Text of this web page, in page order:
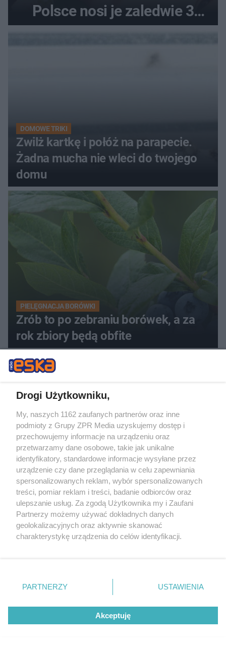
Polsce nosi je zaledwie 3
DOMOWE TRIKI
Zwilż kartkę i połóż na parapecie.
Żadna mucha nie wleci do twojego
domu
PIELĘGNACJA BORÓWKI
Zrób to po zebraniu borówek, a za
rok zbiory będą obfite
ZAKUPY
Jesień w Pepco! Stylowe kubki i
dodatki w świetnych cenach
ZOBACZ WIĘCEJ
Drogi Użytkowniku,
My, naszych 1162 zaufanych partnerów oraz inne
podmioty z Grupy ZPR Media uzyskujemy dostęp i
przechowujemy informacje na urządzeniu oraz
przetwarzamy dane osobowe, takie jak unikalne
identyfikatory, standardowe informacje wysyłane przez
urządzenie czy dane przeglądania w celu zapewniania
spersonalizowanych reklam, wybór spersonalizowanych
treści, pomiar reklam i treści, badanie odbiorców oraz
ulepszanie usług. Za zgodą Użytkownika my i Zaufani
Partnerzy możemy używać dokładnych danych
geolokalizacyjnych oraz aktywnie skanować
charakterystykę urządzenia do celów identyfikacji.
zmienić/wycofać klikając przycisk ustawień prywatności
znajdujący się w lewym dolnym rogu strony
rodzaje przetwarzania danych nie wymagają zgody
użytkownika, ale masz prawo sprzeciwić się takiemu
przetwarzaniu. Preferencje będą miały zastosowanie tylko
PARTNERZY USTAWIENIA
Akceptuję